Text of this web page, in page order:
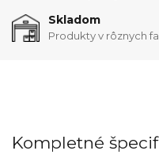
Skladom
Produkty v rôznych
Kompletné